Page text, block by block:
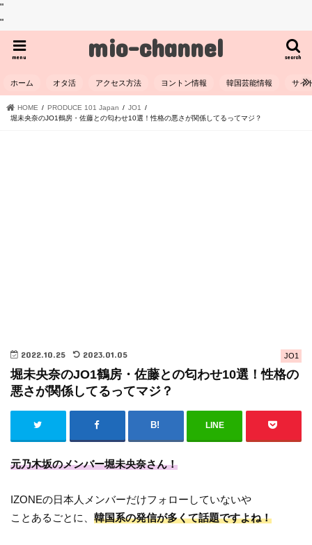
"
"
mio-channel search
menu
ホーム オタ活 アクセス方法 ヨントン情報 韓国芸能情報 サイ
HOME PRODUCE 101 Japan
JO1
堀未央奈のJO1鶴房・佐藤との匂わせ10選！性格の悪さが関係してるってマジ？
JO1
2022.10.25 2023.01.05
堀未央奈のJO1鶴房・佐藤との匂わせ10選！性格の
悪さが関係してるってマジ？
LINE
元乃木坂のメンバー堀未央奈さん！
IZONEの日本人メンバーだけフォローしていないや
ことあるごとに、韓国系の発信が多くて話題ですよね！